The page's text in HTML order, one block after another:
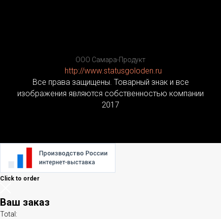
ООО Самара-Продукт
http://www.statusgoloden.ru
Все права защищены. Товарный знак и все
изображения являются собственностью компании
2017
Click to order
Ваш заказ
Total: